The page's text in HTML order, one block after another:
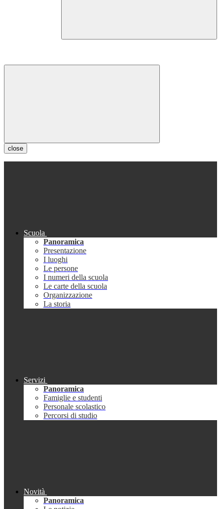
close
Scuola
Panoramica
Presentazione
I luoghi
Le persone
I numeri della scuola
Le carte della scuola
Organizzazione
La storia
Servizi
Panoramica
Famiglie e studenti
Personale scolastico
Percorsi di studio
Novità
Panoramica